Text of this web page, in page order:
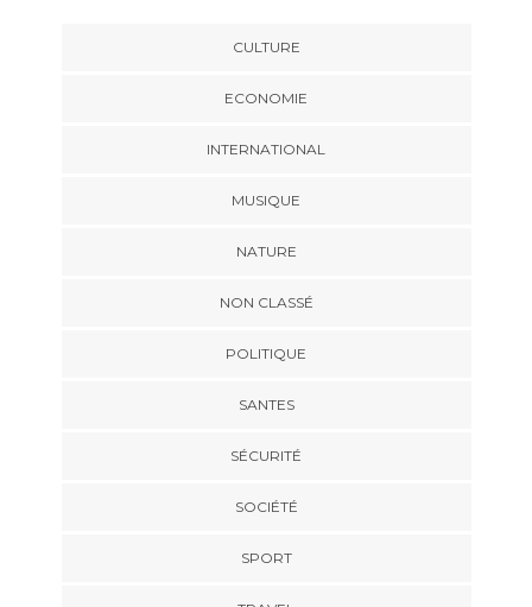
CULTURE
ECONOMIE
INTERNATIONAL
MUSIQUE
NATURE
NON CLASSÉ
POLITIQUE
SANTES
SÉCURITÉ
SOCIÉTÉ
SPORT